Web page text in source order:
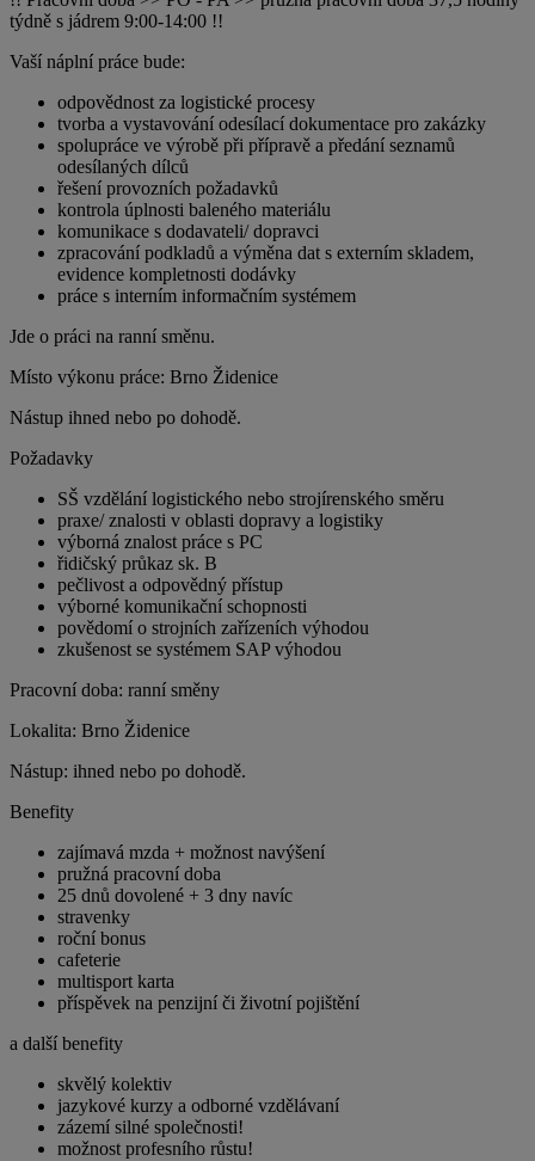
týdně s jádrem 9:00-14:00 !!
Vaší náplní práce bude:
odpovědnost za logistické procesy
tvorba a vystavování odesílací dokumentace pro zakázky
spolupráce ve výrobě při přípravě a předání seznamů
odesílaných dílců
řešení provozních požadavků
kontrola úplnosti baleného materiálu
komunikace s dodavateli/ dopravci
zpracování podkladů a výměna dat s externím skladem,
evidence kompletnosti dodávky
práce s interním informačním systémem
Jde o práci na ranní směnu.
Místo výkonu práce: Brno Židenice
Nástup ihned nebo po dohodě.
Požadavky
SŠ vzdělání logistického nebo strojírenského směru
praxe/ znalosti v oblasti dopravy a logistiky
výborná znalost práce s PC
řidičský průkaz sk. B
pečlivost a odpovědný přístup
výborné komunikační schopnosti
povědomí o strojních zařízeních výhodou
zkušenost se systémem SAP výhodou
Pracovní doba: ranní směny
Lokalita: Brno Židenice
Nástup: ihned nebo po dohodě.
Benefity
zajímavá mzda + možnost navýšení
pružná pracovní doba
25 dnů dovolené + 3 dny navíc
stravenky
roční bonus
cafeterie
multisport karta
příspěvek na penzijní či životní pojištění
a další benefity
skvělý kolektiv
jazykové kurzy a odborné vzdělávaní
zázemí silné společnosti!
možnost profesního růstu!